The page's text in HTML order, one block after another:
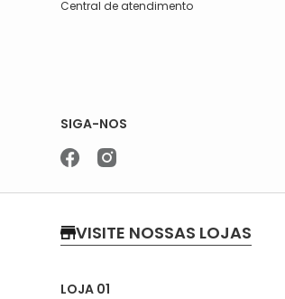
Central de atendimento
SIGA-NOS
VISITE NOSSAS LOJAS
LOJA 01